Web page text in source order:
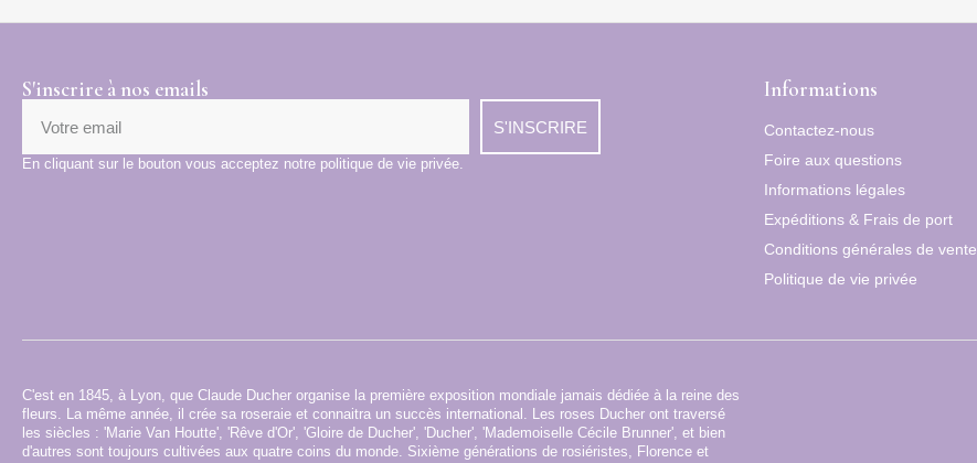
S'inscrire à nos emails
S'INSCRIRE
En cliquant sur le bouton vous acceptez notre politique de vie privée.
Informations
Contactez-nous
Foire aux questions
Informations légales
Expéditions & Frais de port
Conditions générales de vente
Politique de vie privée
C'est en 1845, à Lyon, que Claude Ducher organise la première exposition mondiale jamais dédiée à la reine des
fleurs. La même année, il crée sa roseraie et connaitra un succès international. Les roses Ducher ont traversé
les siècles : 'Marie Van Houtte', 'Rêve d'Or', 'Gloire de Ducher', 'Ducher', 'Mademoiselle Cécile Brunner', et bien
d'autres sont toujours cultivées aux quatre coins du monde. Sixième générations de rosiéristes, Florence et